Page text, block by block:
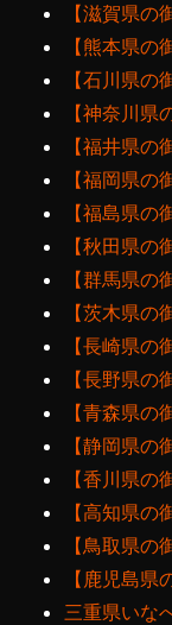
【滋賀県の
【熊本県の
【石川県の
【神奈川県
【福井県の
【福岡県の
【福島県の
【秋田県の
【群馬県の
【茨木県の
【長崎県の
【長野県の
【青森県の
【静岡県の
【香川県の
【高知県の
【鳥取県の
【鹿児島県
三重県いな